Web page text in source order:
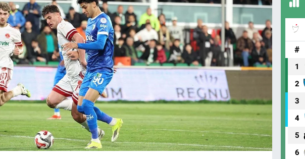
#
1
2
3
4
5
6